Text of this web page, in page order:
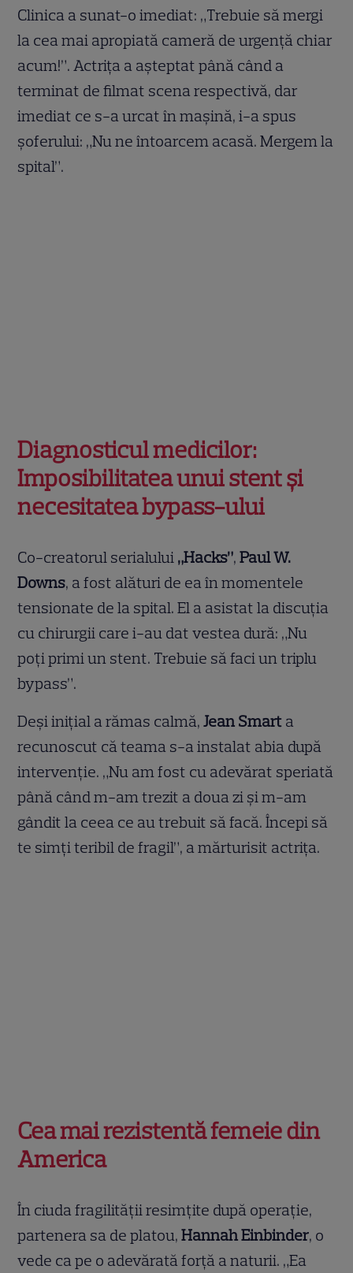
Clinica a sunat-o imediat: „Trebuie să mergi
la cea mai apropiată cameră de urgență chiar
acum!”. Actrița a așteptat până când a
terminat de filmat scena respectivă, dar
imediat ce s-a urcat în mașină, i-a spus
șoferului: „Nu ne întoarcem acasă. Mergem la
spital”.
Diagnosticul medicilor:
Imposibilitatea unui stent și
necesitatea bypass-ului
Co-creatorul serialului „Hacks”,Paul W.
Downs, a fost alături de ea în momentele
tensionate de la spital. El a asistat la discuția
cu chirurgii care i-au dat vestea dură: „Nu
poți primi un stent. Trebuie să faci un triplu
bypass”.
Deși inițial a rămas calmă,Jean Smart a
recunoscut că teama s-a instalat abia după
intervenție. „Nu am fost cu adevărat speriată
până când m-am trezit a doua zi și m-am
gândit la ceea ce au trebuit să facă. Începi să
te simți teribil de fragil”, a mărturisit actrița.
Cea mai rezistentă femeie din
America
În ciuda fragilității resimțite după operație,
partenera sa de platou,Hannah Einbinder, o
vede ca pe o adevărată forță a naturii. „Ea